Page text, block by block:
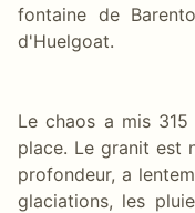
fontaine de
d'Huelgoat.
Le chaos a mis
place. Le granit est
profondeur, a
glaciations, les